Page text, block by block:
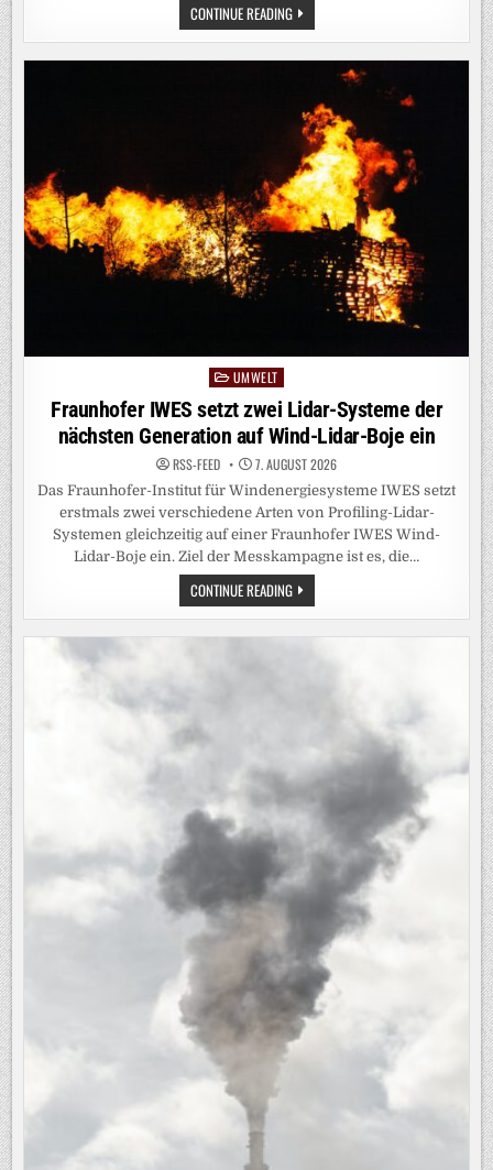
CONTINUE READINGTRITIUM
IM
QUANTENSIEB:
HZDR-
ERSTMALS
WASSERSTOFF-
ISOTOPENGEMISCH
DURCH
QUANTENEFFEKTE
Posted
in
UMWELT
Fraunhofer IWES setzt zwei Lidar-Systeme der
nächsten Generation auf Wind-Lidar-Boje ein
RSS-FEED 7. AUGUST 2026
Das Fraunhofer-Institut für Windenergiesysteme IWES setzt
erstmals zwei verschiedene Arten von Profiling-Lidar-
Systemen gleichzeitig auf einer Fraunhofer IWES Wind-
Lidar-Boje ein. Ziel der Messkampagne ist es, die…
CONTINUE READINGFRAUNHOFER
IWES
SETZT
LIDAR-
BOJE
EIN